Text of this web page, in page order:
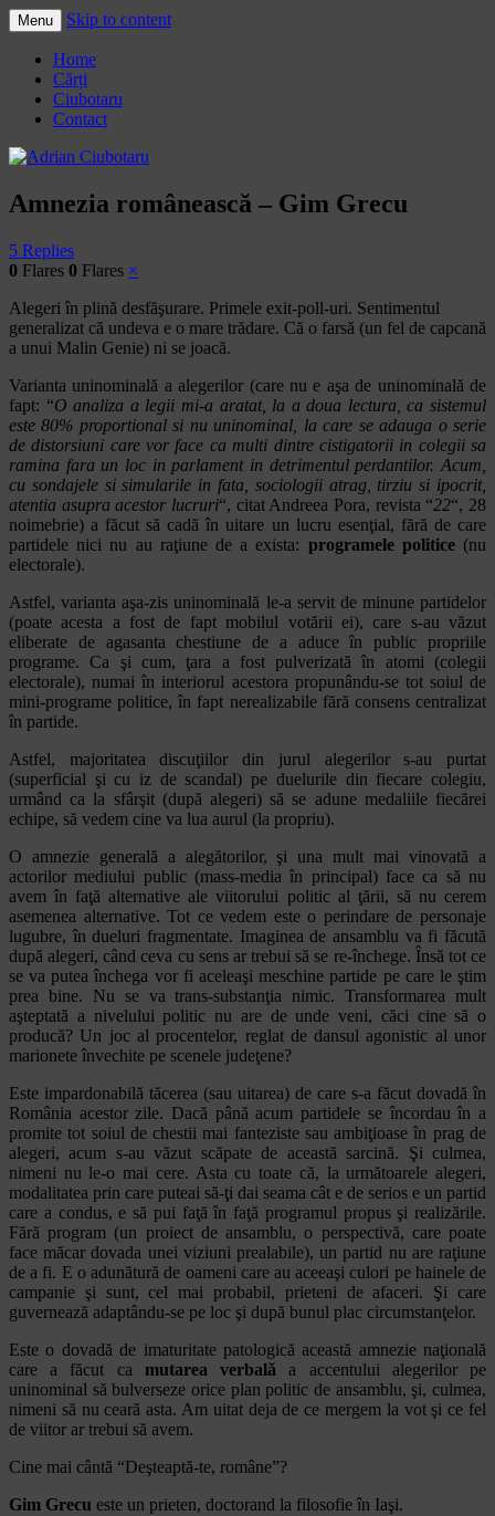
Adrian Ciubotaru
Menu Skip to content
Home
Cărți
Ciubotaru
Contact
Amnezia românească – Gim Grecu
5 Replies
0 Flares 0 Flares ×
Alegeri în plină desfăşurare. Primele exit-poll-uri. Sentimentul
generalizat că undeva e o mare trădare. Că o farsă (un fel de capcană
a unui Malin Genie) ni se joacă.
Varianta uninominală a alegerilor (care nu e aşa de uninominală de
fapt: “O analiza a legii mi-a aratat, la a doua lectura, ca sistemul
este 80% proportional si nu uninominal, la care se adauga o serie
de distorsiuni care vor face ca multi dintre cistigatorii in colegii sa
ramina fara un loc in parlament in detrimentul perdantilor. Acum,
cu sondajele si simularile in fata, sociologii atrag, tirziu si ipocrit,
atentia asupra acestor lucruri“, citat Andreea Pora, revista “22“, 28
noimebrie) a făcut să cadă în uitare un lucru esenţial, fără de care
partidele nici nu au raţiune de a exista: programele politice(nu
electorale).
Astfel, varianta aşa-zis uninominală le-a servit de minune partidelor
(poate acesta a fost de fapt mobilul votării ei), care s-au văzut
eliberate de agasanta chestiune de a aduce în public propriile
programe. Ca şi cum, ţara a fost pulverizată în atomi (colegii
electorale), numai în interiorul acestora propunându-se tot soiul de
mini-programe politice, în fapt nerealizabile fără consens centralizat
în partide.
Astfel, majoritatea discuţiilor din jurul alegerilor s-au purtat
(superficial şi cu iz de scandal) pe duelurile din fiecare colegiu,
urmând ca la sfârşit (după alegeri) să se adune medaliile fiecărei
echipe, să vedem cine va lua aurul (la propriu).
O amnezie generală a alegătorilor, şi una mult mai vinovată a
actorilor mediului public (mass-media în principal) face ca să nu
avem în faţă alternative ale viitorului politic al ţării, să nu cerem
asemenea alternative. Tot ce vedem este o perindare de personaje
lugubre, în dueluri fragmentate. Imaginea de ansamblu va fi făcută
după alegeri, când ceva cu sens ar trebui să se re-închege. Însă tot ce
se va putea închega vor fi aceleaşi meschine partide pe care le ştim
prea bine. Nu se va trans-substanţia nimic. Transformarea mult
aşteptată a nivelului politic nu are de unde veni, căci cine să o
producă? Un joc al procentelor, reglat de dansul agonistic al unor
marionete învechite pe scenele judeţene?
Este impardonabilă tăcerea (sau uitarea) de care s-a făcut dovadă în
România acestor zile. Dacă până acum partidele se încordau în a
promite tot soiul de chestii mai fanteziste sau ambiţioase în prag de
alegeri, acum s-au văzut scăpate de această sarcină. Şi culmea,
nimeni nu le-o mai cere. Asta cu toate că, la următoarele alegeri,
modalitatea prin care puteai să-ţi dai seama cât e de serios e un partid
care a condus, e să pui faţă în faţă programul propus şi realizările.
Fără program (un proiect de ansamblu, o perspectivă, care poate
face măcar dovada unei viziuni prealabile), un partid nu are raţiune
de a fi. E o adunătură de oameni care au aceeaşi culori pe hainele de
campanie şi sunt, cel mai probabil, prieteni de afaceri. Şi care
guvernează adaptându-se pe loc şi după bunul plac circumstanţelor.
Este o dovadă de imaturitate patologică această amnezie naţională
care a făcut ca mutarea verbală a accentului alegerilor pe
uninominal să bulverseze orice plan politic de ansamblu, şi, culmea,
nimeni să nu ceară asta. Am uitat deja de ce mergem la vot şi ce fel
de viitor ar trebui să avem.
Cine mai cântă “Deşteaptă-te, române”?
Gim Grecu este un prieten, doctorand la filosofie în Iaşi.